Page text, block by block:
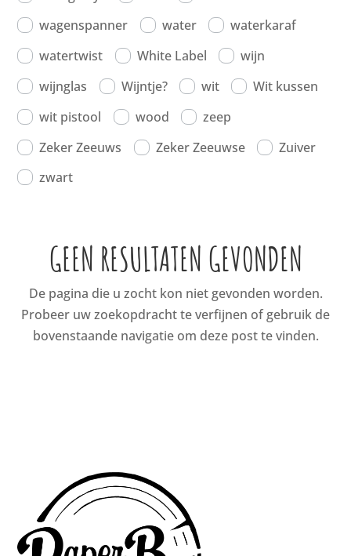
wagenspanner
water
waterkaraf
watertwist
White Label
wijn
wijnglas
Wijntje? wit
Wit kussen
wit pistool
wood
zeep
Zeker Zeeuws
Zeker Zeeuwse
Zuiver
zwart
GEEN RESULTATEN GEVONDEN
De pagina die u zocht kon niet gevonden worden.
Probeer uw zoekopdracht te verfijnen of gebruik de
bovenstaande navigatie om deze post te vinden.